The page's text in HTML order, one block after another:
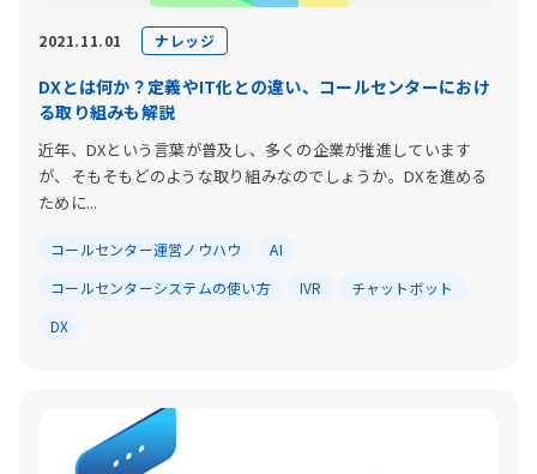
2021.11.01 ナレッジ
DXとは何か？定義やIT化との違い、コールセンターにおけ
る取り組みも解説
近年、DXという言葉が普及し、多くの企業が推進しています
が、そもそもどのような取り組みなのでしょうか。DXを進める
ために...
コールセンター運営ノウハウ
AI
コールセンターシステムの使い方
IVR
チャットボット
DX